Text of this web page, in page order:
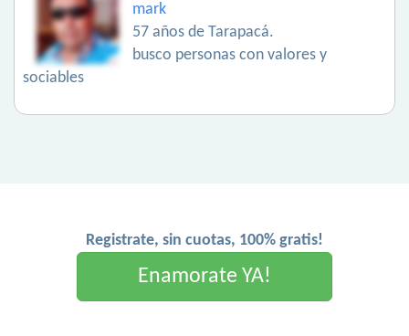
mark
57 años de Tarapacá.
busco personas con valores y
sociables
Registrate, sin cuotas, 100% gratis!
Enamorate YA!